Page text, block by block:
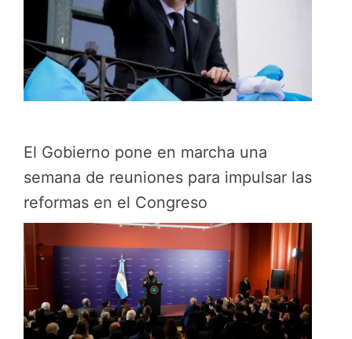
El Gobierno pone en marcha una
semana de reuniones para impulsar las
reformas en el Congreso